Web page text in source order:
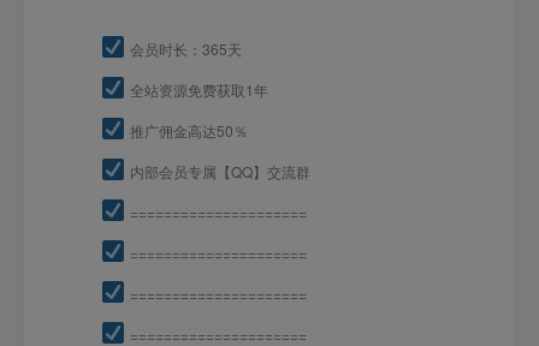
会员时长：365天
全站资源免费获取1年
推广佣金高达50％
内部会员专属【QQ】交流群
=====================
=====================
=====================
=====================